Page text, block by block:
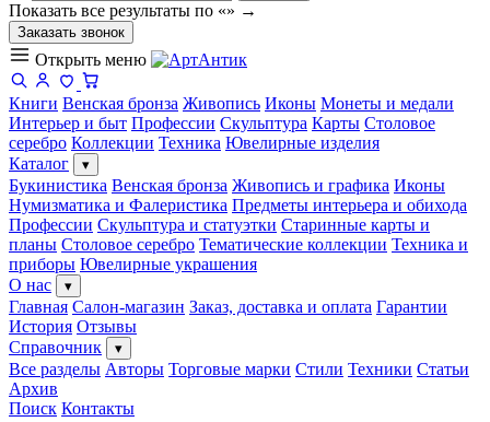
Показать все результаты по «» →
Заказать звонок
Открыть меню
Книги Венская бронза Живопись Иконы Монеты и медали
Интерьер и быт Профессии Скульптура Карты Столовое
серебро Коллекции Техника Ювелирные изделия
Каталог
▾
Букинистика Венская бронза Живопись и графика Иконы
Нумизматика и Фалеристика Предметы интерьера и обихода
Профессии Скульптура и статуэтки Старинные карты и
планы Столовое серебро Тематические коллекции Техника и
приборы Ювелирные украшения
О нас
▾
Главная Салон-магазин Заказ, доставка и оплата Гарантии
История Отзывы
Справочник
▾
Все разделы Авторы Торговые марки Стили Техники Статьи
Архив
Поиск Контакты